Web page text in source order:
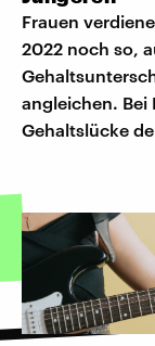
Frauen
2022 noch so,
angleichen.
Gehaltslücke